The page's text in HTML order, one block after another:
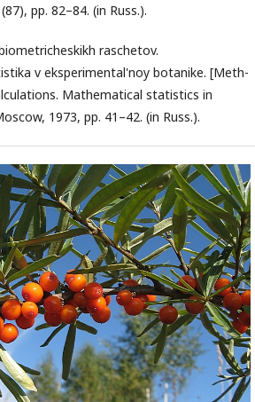
pp. 82–84. (in Russ.).
raschetov.
v eksperimental'noy botanike. [Meth-
Mathematical statistics in
1973, pp. 41–42. (in Russ.).